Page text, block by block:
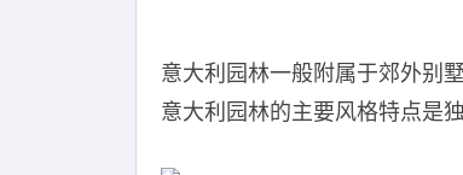
意大利园林一般附属于郊外别
意大利园林的主要风格特点是